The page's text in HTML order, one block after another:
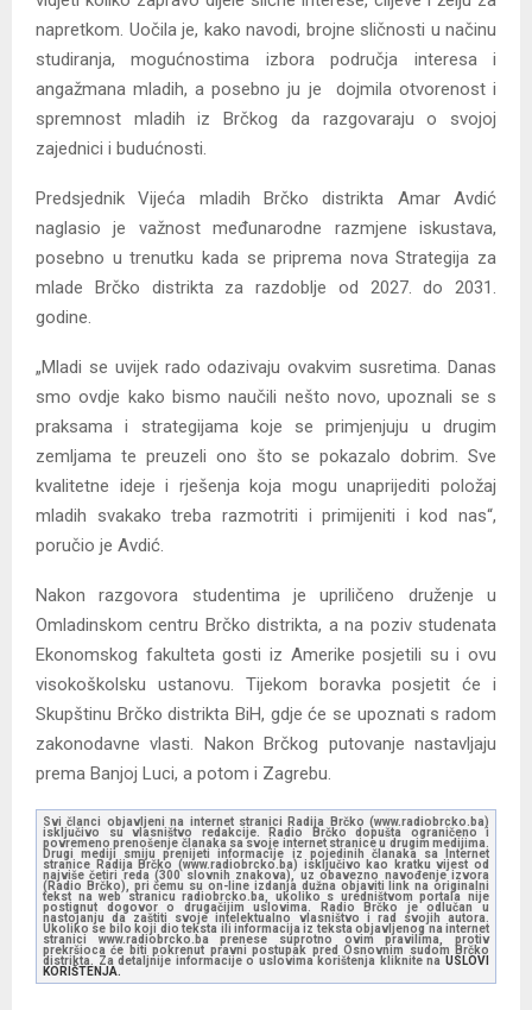
napretkom. Uočila je, kako navodi, brojne sličnosti u načinu
studiranja, mogućnostima izbora područja interesa i
angažmana mladih, a posebno ju je dojmila otvorenost i
spremnost mladih iz Brčkog da razgovaraju o svojoj
zajednici i budućnosti.
Predsjednik Vijeća mladih Brčko distrikta Amar Avdić
naglasio je važnost međunarodne razmjene iskustava,
posebno u trenutku kada se priprema nova Strategija za
mlade Brčko distrikta za razdoblje od 2027. do 2031.
godine.
„Mladi se uvijek rado odazivaju ovakvim susretima. Danas
smo ovdje kako bismo naučili nešto novo, upoznali se s
praksama i strategijama koje se primjenjuju u drugim
zemljama te preuzeli ono što se pokazalo dobrim. Sve
kvalitetne ideje i rješenja koja mogu unaprijediti položaj
mladih svakako treba razmotriti i primijeniti i kod nas“,
poručio je Avdić.
Nakon razgovora studentima je upriličeno druženje u
Omladinskom centru Brčko distrikta, a na poziv studenata
Ekonomskog fakulteta gosti iz Amerike posjetili su i ovu
visokoškolsku ustanovu. Tijekom boravka posjetit će i
Skupštinu Brčko distrikta BiH, gdje će se upoznati s radom
zakonodavne vlasti. Nakon Brčkog putovanje nastavljaju
prema Banjoj Luci, a potom i Zagrebu.
Svi članci objavljeni na internet stranici Radija Brčko (www.radiobrcko.ba)
isključivo su vlasništvo redakcije. Radio Brčko dopušta ograničeno i
povremeno prenošenje članaka sa svoje internet stranice u drugim medijima.
Drugi mediji smiju prenijeti informacije iz pojedinih članaka sa Internet
stranice Radija Brčko (www.radiobrcko.ba) isključivo kao kratku vijest od
najviše četiri reda (300 slovnih znakova), uz obavezno navođenje izvora
(Radio Brčko), pri čemu su on-line izdanja dužna objaviti link na originalni
tekst na web stranicu radiobrcko.ba, ukoliko s uredništvom portala nije
postignut dogovor o drugačijim uslovima. Radio Brčko je odlučan u
nastojanju da zaštiti svoje intelektualno vlasništvo i rad svojih autora.
Ukoliko se bilo koji dio teksta ili informacija iz teksta objavljenog na internet
stranici www.radiobrcko.ba prenese suprotno ovim pravilima, protiv
prekršioca će biti pokrenut pravni postupak pred Osnovnim sudom Brčko
distrikta. Za detaljnije informacije o uslovima korištenja kliknite na USLOVI
KORIŠTENJA.